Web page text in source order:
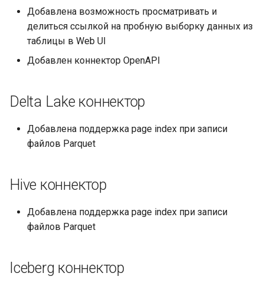
Добавлена возможность просматривать и
делиться ссылкой на пробную выборку данных из
таблицы в Web UI
Добавлен коннектор OpenAPI
Delta Lake коннектор
Добавлена поддержка page index при записи
файлов Parquet
Hive коннектор
Добавлена поддержка page index при записи
файлов Parquet
Iceberg коннектор